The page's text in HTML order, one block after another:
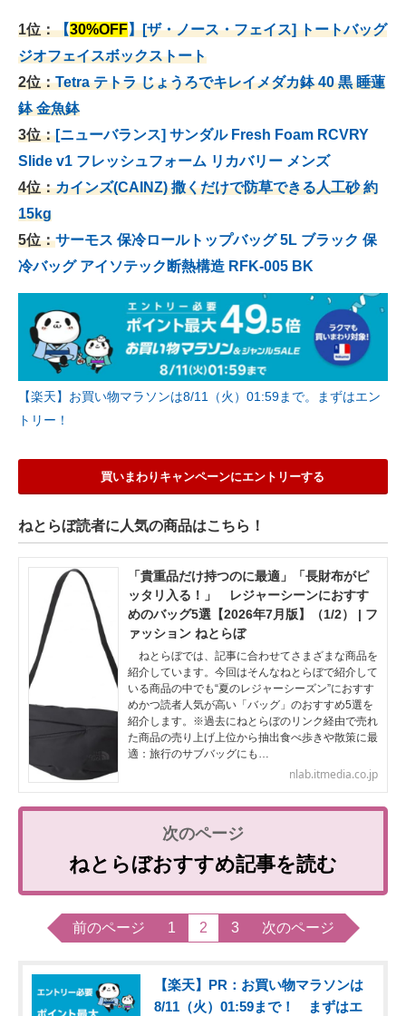
1位：【30%OFF】[ザ・ノース・フェイス] トートバッグ
ジオフェイスボックストート
2位：Tetra テトラ じょうろでキレイメダカ鉢 40 黒 睡蓮
鉢 金魚鉢
3位：[ニューバランス] サンダル Fresh Foam RCVRY
Slide v1 フレッシュフォーム リカバリー メンズ
4位：カインズ(CAINZ) 撒くだけで防草できる人工砂 約
15kg
5位：サーモス 保冷ロールトップバッグ 5L ブラック 保
冷バッグ アイソテック断熱構造 RFK-005 BK
【楽天】お買い物マラソンは8/11（火）01:59まで。まずはエン
トリー！
買いまわりキャンペーンにエントリーする
ねとらぼ読者に人気の商品はこちら！
「貴重品だけ持つのに最適」「長財布がピ
ッタリ入る！」 レジャーシーンにおすす
めのバッグ5選【2026年7月版】（1/2） | フ
ァッション ねとらぼ
ねとらぼでは、記事に合わせてさまざまな商品を
紹介しています。今回はそんなねとらぼで紹介して
いる商品の中でも“夏のレジャーシーズン”におすす
めかつ読者人気が高い「バッグ」のおすすめ5選を
紹介します。※過去にねとらぼのリンク経由で売れ
た商品の売り上げ上位から抽出食べ歩きや散策に最
適：旅行のサブバッグにも…
nlab.itmedia.co.jp
ねとらぼおすすめ記事を読む
前のページ 1 2 3 次のページ
【楽天】PR：お買い物マラソンは
8/11（火）01:59まで！ まずはエ